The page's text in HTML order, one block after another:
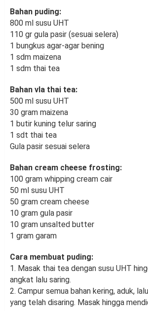
Bahan puding:
800 ml susu UHT
110 gr gula pasir (sesuai selera)
1 bungkus agar-agar bening
1 sdm maizena
1 sdm thai tea
Bahan vla thai tea:
500 ml susu UHT
30 gram maizena
1 butir kuning telur saring
1 sdt thai tea
Gula pasir sesuai selera
Bahan cream cheese frosting:
100 gram whipping cream cair
50 ml susu UHT
50 gram cream cheese
10 gram gula pasir
10 gram unsalted butter
1 gram garam
Cara membuat puding:
1. Masak thai tea dengan susu UHT
angkat lalu saring.
2. Campur semua bahan kering, aduk,
yang telah disaring. Masak hingga